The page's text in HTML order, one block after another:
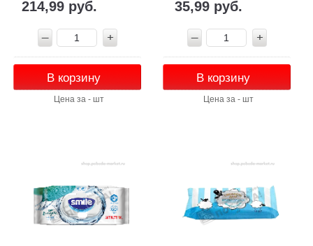
214,99 руб.
В корзину
Цена за - шт
35,99 руб.
В корзину
Цена за - шт